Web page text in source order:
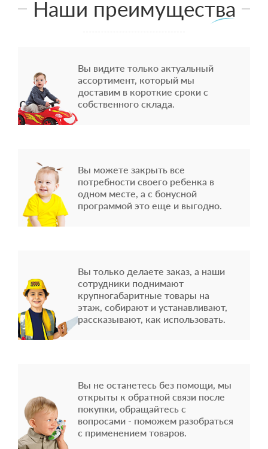
Наши преимущества
Вы видите только актуальный
ассортимент, который мы
доставим в короткие сроки с
собственного склада.
Вы можете закрыть все
потребности своего ребенка в
одном месте, а с бонусной
программой это еще и выгодно.
Вы только делаете заказ, а наши
сотрудники поднимают
крупногабаритные товары на
этаж, собирают и устанавливают,
рассказывают, как использовать.
Вы не останетесь без помощи, мы
открыты к обратной связи после
покупки, обращайтесь с
вопросами - поможем разобраться
с применением товаров.